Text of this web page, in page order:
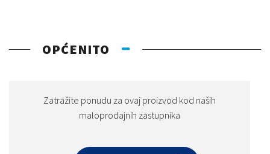
OPĆENITO
Zatražite ponudu za ovaj proizvod kod naših
maloprodajnih zastupnika